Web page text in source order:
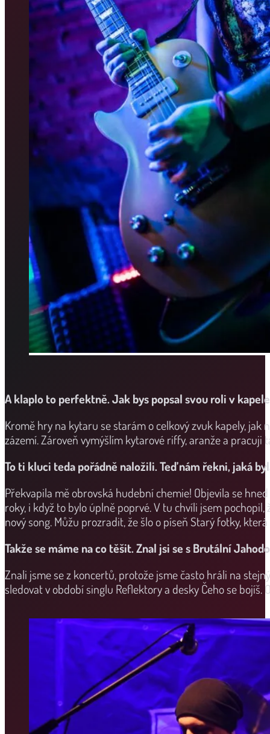
A klaplo to perfektně. Jak bys popsal svou roli v
Kromě hry na kytaru se starám o celkový zvuk kapely, jak
zázemí. Zároveň vymýšlím kytarové riffy, aranže a pracuji
To ti kluci teda pořádně naložili. Teď nám řekni, jaká
Překvapila mě obrovská hudební chemie! Objevila se
roky, i když to bylo úplně poprvé. V tu chvíli jsem
nový song. Můžu prozradit, že šlo o píseň Starý fotky,
Takže se máme na co těšit.Znal jsi se s Brutální
Znali jsme se z koncertů, protože jsme často hráli na
sledovat v období singlu Reflektory a desky Čeho se bojíš.